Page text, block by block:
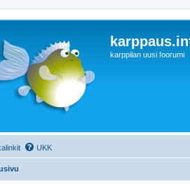
karppilan uusi foorumi
UKK